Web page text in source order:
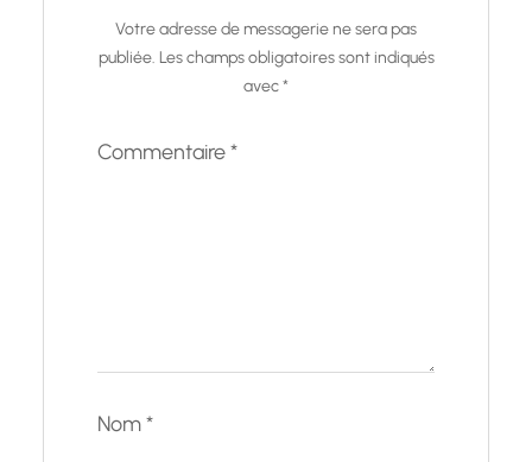
Votre adresse de messagerie ne sera pas
publiée. Les champs obligatoires sont indiqués
avec*
Commentaire*
Nom*